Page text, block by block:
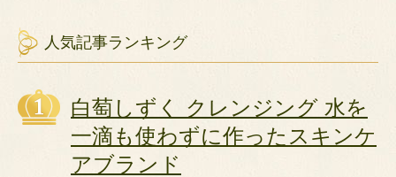
人気記事ランキング
白萄しずく クレンジング 水を
一滴も使わずに作ったスキンケ
アブランド